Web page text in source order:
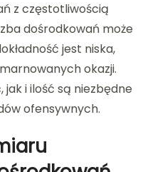
z częstotliwością
dośrodkowań może
jest niska,
okazji.
i ilość są niezbędne
ofensywnych.